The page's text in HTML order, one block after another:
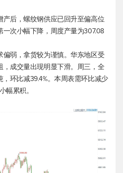
后，螺纹钢供应已回升至偏高位
次小幅下降，周度产量为307.08
偏弱，拿货较为谨慎。华东地区受
，成交量出现明显下滑。周三，全
，环比减39.4%。本周表需环比减少
幅累积。